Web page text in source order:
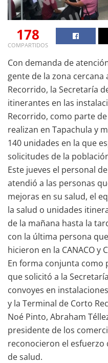
178
COMPARTIDOS
Con demanda de
gente de la zona cercana
Recorrido, la Secretaría
itinerantes en las
Recorrido, como parte
realizan en Tapachula y
140 unidades en la que
solicitudes de la
Este jueves el personal
atendió a las personas
mejoras en su salud, el
la salud o unidades
de la mañana hasta la
con la última persona
hicieron en la CANACO y
En forma conjunta como
que solicitó a la
convoyes en
y la Terminal de Corto
Noé Pinto, Abraham
presidente de los
reconocieron el
de salud.